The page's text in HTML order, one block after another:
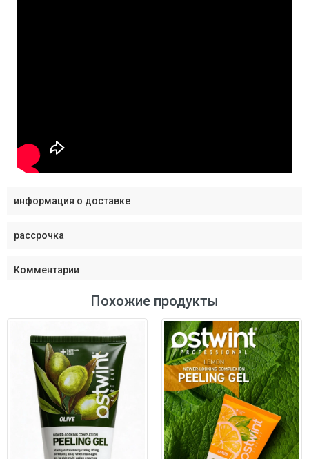
информация о доставке
рассрочка
Комментарии
Похожие продукты